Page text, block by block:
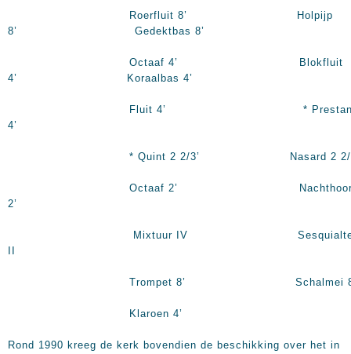
Roerfluit 8’ Holpijp
8’ Gedektbas 8’
Octaaf 4’ Blokfluit
4’ Koraalbas 4’
Fluit 4’ *
4’
* Quint 2 2/3’ Nasard 2 2/
Octaaf 2’
2’
Mixtuur IV
Trompet 8’ Schalmei
Klaroen 4’
Rond 1990 kreeg de kerk bovendien de beschikking over het in